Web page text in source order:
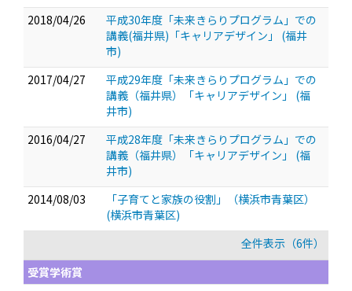
2018/04/26
平成30年度「未来きらりプログラム」での
講義(福井県)「キャリアデザイン」 (福井
市)
2017/04/27
平成29年度「未来きらりプログラム」での
講義（福井県）「キャリアデザイン」 (福
井市)
2016/04/27
平成28年度「未来きらりプログラム」での
講義（福井県）「キャリアデザイン」 (福
井市)
2014/08/03
「子育てと家族の役割」（横浜市青葉区）
(横浜市青葉区)
全件表示（6件）
受賞学術賞